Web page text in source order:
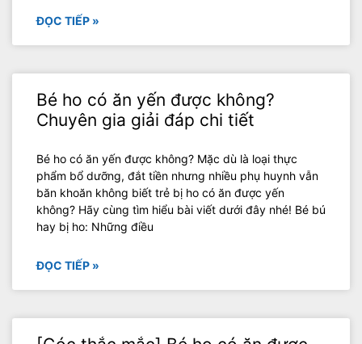
ĐỌC TIẾP »
Bé ho có ăn yến được không?
Chuyên gia giải đáp chi tiết
Bé ho có ăn yến được không? Mặc dù là loại thực
phẩm bổ dưỡng, đắt tiền nhưng nhiều phụ huynh vẫn
băn khoăn không biết trẻ bị ho có ăn được yến
không? Hãy cùng tìm hiểu bài viết dưới đây nhé! Bé bú
hay bị ho: Những điều
ĐỌC TIẾP »